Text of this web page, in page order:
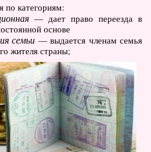
по категориям:
— дает право переезда в
основе
семьи — выдается членам семья
жителя страны;